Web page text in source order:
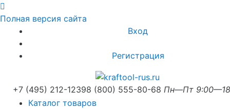
Полная версия сайта
Вход
Регистрация
+7 (495) 212-12398 (800) 555-80-68 Пн—Пт
Каталог товаров